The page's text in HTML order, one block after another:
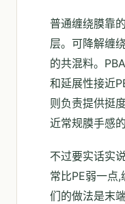
普通缠绕膜靠
层。可降解缠
的共混料。
和延展性接近
则负责提供挺
近常规膜手感的
不过要实话实
常比PE弱一点
们的做法是末